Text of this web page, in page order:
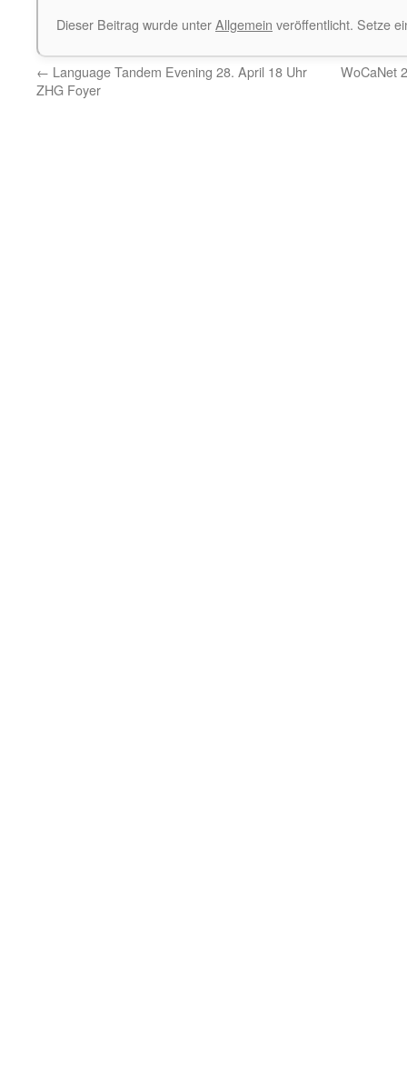
Dieser Beitrag wurde unterAllgemein veröffentlicht. Setze
← Language Tandem Evening 28. April 18 Uhr
ZHG Foyer
WoCaNet